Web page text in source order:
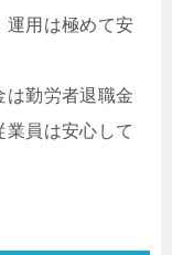
運用は極めて安
は勤労者退職金
員は安心して